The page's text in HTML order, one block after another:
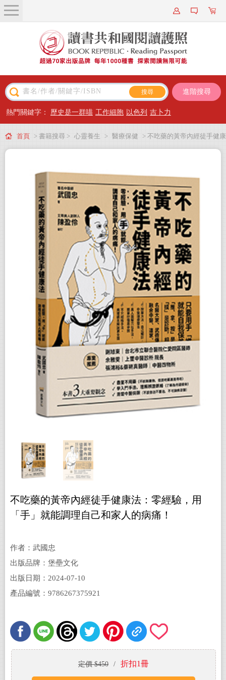
關於我們
近期新書
主題閱讀
出版專區
會員專屬
會員儲值方案
進階搜尋
熱門關鍵字： 歷史是一群喵 工作細胞 以色列 吉卜力
首頁 > 書籍搜尋 > 心靈養生 > 醫療保健 > 不吃藥的黃帝內經徒手健康
不吃藥的黃帝內經徒手健康法：零經驗，用
「手」就能調理自己和家人的病痛！
作者：武國忠
出版品牌：堡壘文化
出版日期：2024-07-10
產品編號：9786267375921
定價 $450 / 折扣1冊